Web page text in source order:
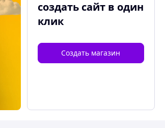
создать сайтв один
клик
Создать магазин